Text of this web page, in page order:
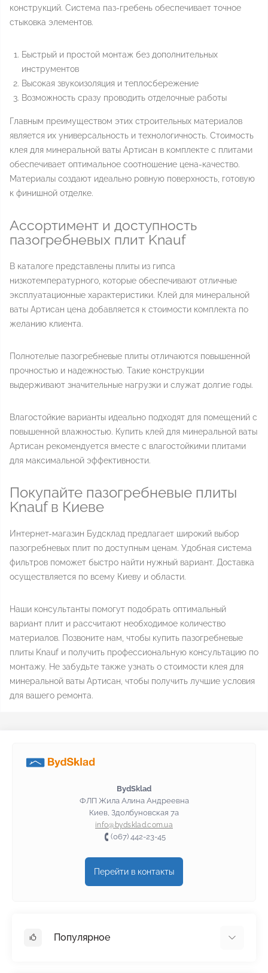
конструкций. Система паз-гребень обеспечивает точное
стыковка элементов.
Быстрый и простой монтаж без дополнительных
инструментов
Высокая звукоизоляция и теплосбережение
Возможность сразу проводить отделочные работы
Главным преимуществом этих строительных материалов
является их универсальность и технологичность. Стоимость
клея для минеральной ваты Артисан в комплекте с плитами
обеспечивает оптимальное соотношение цена-качество.
Материалы создают идеально ровную поверхность, готовую
к финишной отделке.
Ассортимент и доступность
пазогребневых плит Knauf
В каталоге представлены плиты из гипса
низкотемпературного, которые обеспечивают отличные
эксплуатационные характеристики. Клей для минеральной
ваты Артисан цена добавляется к стоимости комплекта по
желанию клиента.
Полнотелые пазогребневые плиты отличаются повышенной
прочностью и надежностью. Такие конструкции
выдерживают значительные нагрузки и служат долгие годы.
Влагостойкие варианты идеально подходят для помещений с
повышенной влажностью. Купить клей для минеральной ваты
Артисан рекомендуется вместе с влагостойкими плитами
для максимальной эффективности.
Покупайте пазогребневые плиты
Knauf в Киеве
Интернет-магазин Будсклад предлагает широкий выбор
пазогребневых плит по доступным ценам. Удобная система
фильтров поможет быстро найти нужный вариант. Доставка
осуществляется по всему Киеву и области.
Наши консультанты помогут подобрать оптимальный
вариант плит и рассчитают необходимое количество
материалов. Позвоните нам, чтобы купить пазогребневые
плиты Knauf и получить профессиональную консультацию по
монтажу. Не забудьте также узнать о стоимости клея для
минеральной ваты Артисан, чтобы получить лучшие условия
для вашего ремонта.
BydSklad
ФЛП Жила Алина Андреевна
Киев, Здолбуновская 7а
info@bydsklad.com.ua
(067) 442-23-45
Перейти в контакты
Популярное